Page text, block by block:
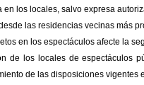
los locales, salvo expresa
las residencias vecinas más
en los espectáculos afecte la
de los locales de espectáculos
de las disposiciones vigentes